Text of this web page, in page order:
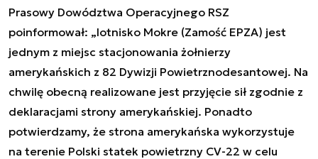
Prasowy Dowództwa Operacyjnego RSZ
poinformował: „lotnisko Mokre (Zamość EPZA) jest
jednym z miejsc stacjonowania żołnierzy
amerykańskich z 82 Dywizji Powietrznodesantowej. Na
chwilę obecną realizowane jest przyjęcie sił zgodnie z
deklaracjami strony amerykańskiej. Ponadto
potwierdzamy, że strona amerykańska wykorzystuje
na terenie Polski statek powietrzny CV-22 w celu